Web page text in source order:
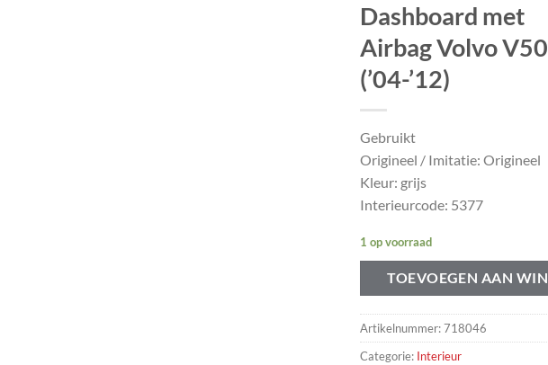
Dashboard met
Airbag Volvo
(’04-’12)
Gebruikt
Origineel / Imitatie: Origineel
Kleur: grijs
Interieurcode: 5377
1 op voorraad
TOEVOEGEN AAN
Artikelnummer:718046
Categorie: Interieur